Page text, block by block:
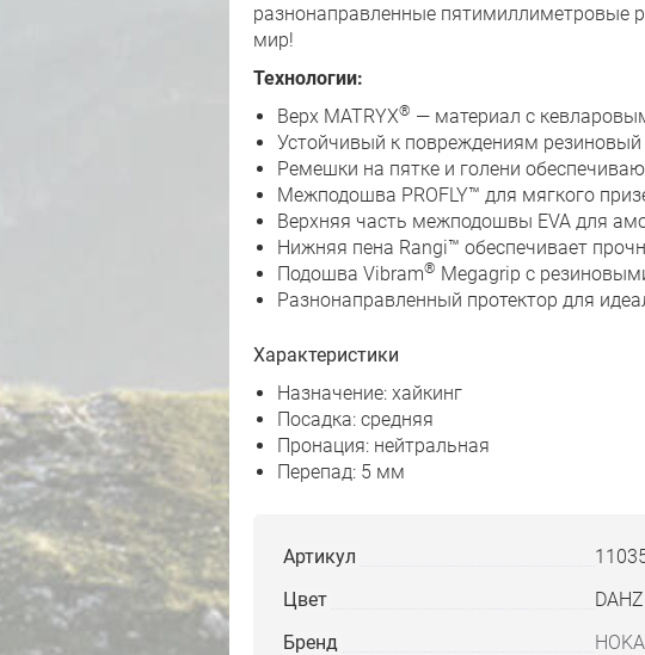
разнонаправленные пятимиллиметровые
мир!
Технологии:
Верх MATRYX® — материал с
Устойчивый к повреждениям
Ремешки на пятке и голени
Межподошва PROFLY™ для мягкого
Верхняя часть межподошвы EVA для
Нижняя пена Rangi™ обеспечивает
Подошва Vibram® Megagrip с
Разнонаправленный протектор для
Характеристики
Назначение: хайкинг
Посадка: средняя
Пронация: нейтральная
Перепад: 5 мм
Артикул
Цвет
DAHZ
Бренд
HOKA